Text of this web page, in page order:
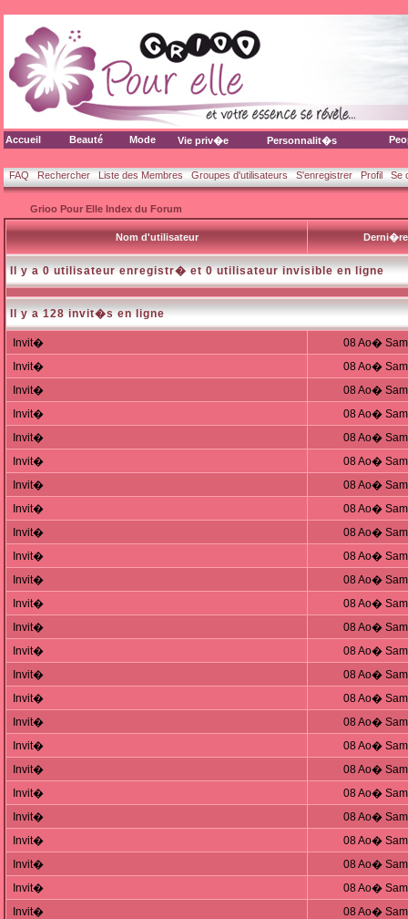
Accueil Beauté Mode Vie priv�e Personnalit�s
FAQ Rechercher Liste des Membres Groupes d'utilisateurs S'enregistrer Profil Se
Grioo Pour Elle Index du Forum
Nom d'utilisateur
Il y a 0 utilisateur enregistr� et 0 utilisateur invisible en ligne
Il y a 128 invit�s en ligne
Invit�
08 Ao�
Invit�
08 Ao�
Invit�
08 Ao�
Invit�
08 Ao�
Invit�
08 Ao�
Invit�
08 Ao�
Invit�
08 Ao�
Invit�
08 Ao�
Invit�
08 Ao�
Invit�
08 Ao�
Invit�
08 Ao�
Invit�
08 Ao�
Invit�
08 Ao�
Invit�
08 Ao�
Invit�
08 Ao�
Invit�
08 Ao�
Invit�
08 Ao�
Invit�
08 Ao�
Invit�
08 Ao�
Invit�
08 Ao�
Invit�
08 Ao�
Invit�
08 Ao�
Invit�
08 Ao�
Invit�
08 Ao�
Invit�
08 Ao�